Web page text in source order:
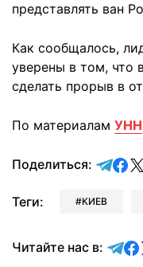
представлять ван
Как сообщалось,
уверены в том, что
сделать прорыв в
По материалам УНН
Поделиться:
Теги: КИЕВ
Читайте нас в: